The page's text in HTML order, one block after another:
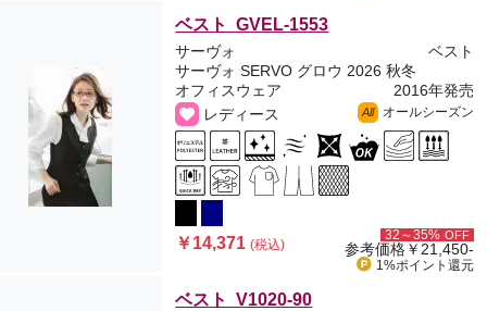
ベスト GVEL-1553
サーヴォ
ベスト
サーヴォ SERVO グロウ 2026 秋冬
オフィスウェア
2016年発売
レディース
All オールシーズン
￥14,371(税込)
32～35% OFF
参考価格￥21,450-
1%ポイント 還元
ベスト V1020-90